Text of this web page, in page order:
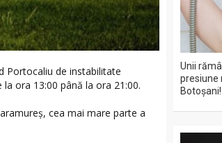
Portocaliu de instabilitate
ora 13:00 până la ora 21:00.
cea mai mare parte a
Unii
presiune
Botoșani!